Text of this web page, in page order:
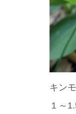
キン
１～